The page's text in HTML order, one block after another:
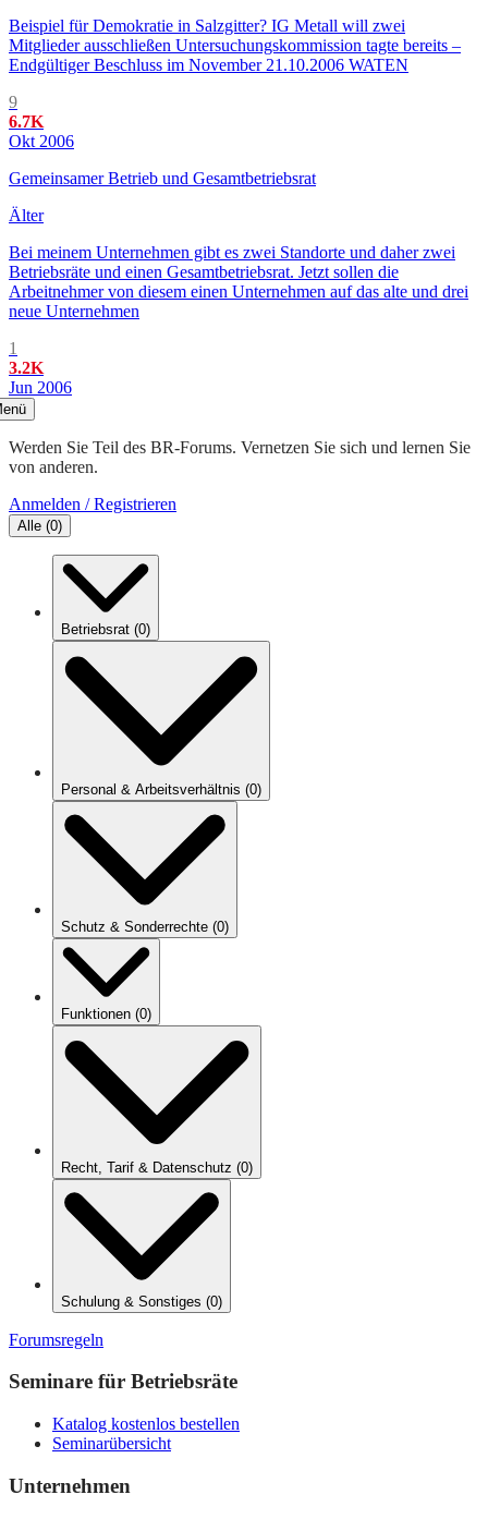
Beispiel für Demokratie in Salzgitter? IG Metall will zwei
Mitglieder ausschließen Untersuchungskommission tagte bereits –
Endgültiger Beschluss im November 21.10.2006 WATEN
9
6.7K
Okt 2006
Gemeinsamer Betrieb und Gesamtbetriebsrat
Älter
Bei meinem Unternehmen gibt es zwei Standorte und daher zwei
Betriebsräte und einen Gesamtbetriebsrat. Jetzt sollen die
Arbeitnehmer von diesem einen Unternehmen auf das alte und drei
neue Unternehmen
1
3.2K
Jun 2006
Werden Sie Teil des BR-Forums. Vernetzen Sie sich und lernen Sie
von anderen.
Anmelden / Registrieren
Alle (0)
Betriebsrat (0)
Personal & Arbeitsverhältnis (0)
Schutz & Sonderrechte (0)
Funktionen (0)
Recht, Tarif & Datenschutz (0)
Schulung & Sonstiges (0)
Forumsregeln
Seminare für Betriebsräte
Katalog kostenlos bestellen
Seminarübersicht
Unternehmen